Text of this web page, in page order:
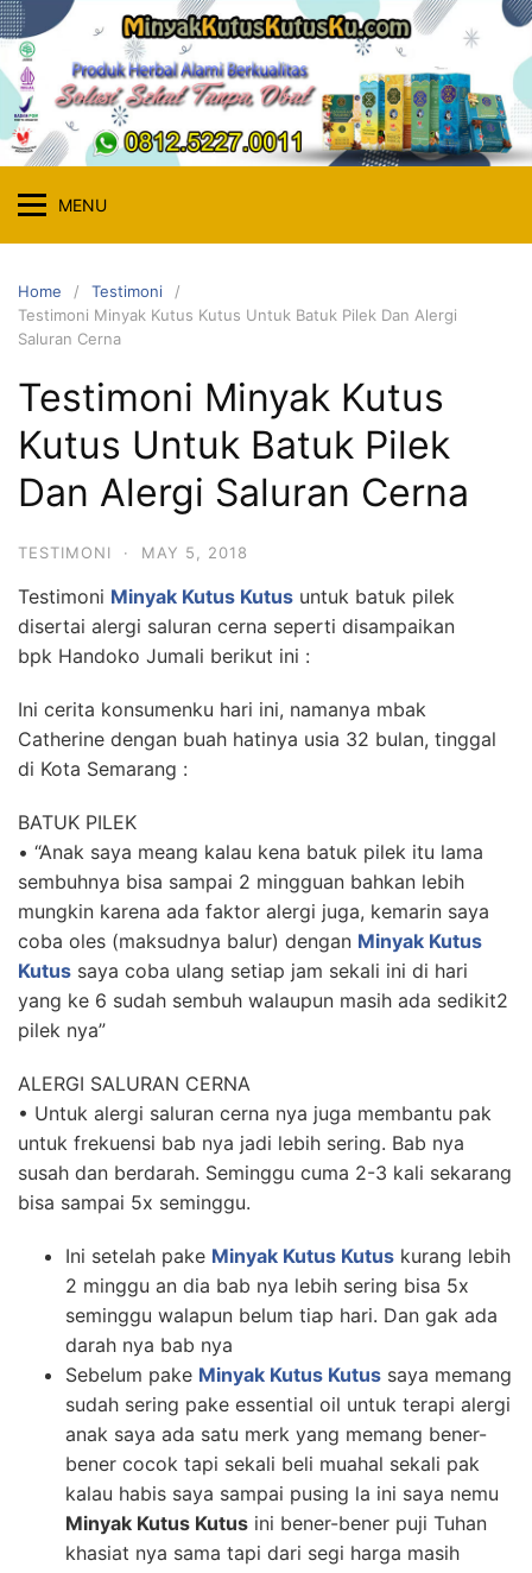
Skip
to
content
MENU
Home
Testimoni
Testimoni Minyak Kutus Kutus Untuk Batuk Pilek Dan Alergi
Saluran Cerna
Testimoni Minyak Kutus
Kutus Untuk Batuk Pilek
Dan Alergi Saluran Cerna
TESTIMONI · MAY 5, 2018
Testimoni Minyak Kutus Kutus untuk batuk pilek
disertai alergi saluran cerna seperti disampaikan
bpk Handoko Jumali berikut ini :
Ini cerita konsumenku hari ini, namanya mbak
Catherine dengan buah hatinya usia 32 bulan, tinggal
di Kota Semarang :
BATUK PILEK
• “Anak saya meang kalau kena batuk pilek itu lama
sembuhnya bisa sampai 2 mingguan bahkan lebih
mungkin karena ada faktor alergi juga, kemarin saya
coba oles (maksudnya balur) dengan Minyak Kutus
Kutus saya coba ulang setiap jam sekali ini di hari
yang ke 6 sudah sembuh walaupun masih ada sedikit2
pilek nya”
ALERGI SALURAN CERNA
• Untuk alergi saluran cerna nya juga membantu pak
untuk frekuensi bab nya jadi lebih sering. Bab nya
susah dan berdarah. Seminggu cuma 2-3 kali sekarang
bisa sampai 5x seminggu.
Ini setelah pake Minyak Kutus Kutus kurang lebih
2 minggu an dia bab nya lebih sering bisa 5x
seminggu walapun belum tiap hari. Dan gak ada
darah nya bab nya
Sebelum pake Minyak Kutus Kutus saya memang
sudah sering pake essential oil untuk terapi alergi
anak saya ada satu merk yang memang bener-
bener cocok tapi sekali beli muahal sekali pak
kalau habis saya sampai pusing la ini saya nemu
Minyak Kutus Kutus ini bener-bener puji Tuhan
khasiat nya sama tapi dari segi harga masih